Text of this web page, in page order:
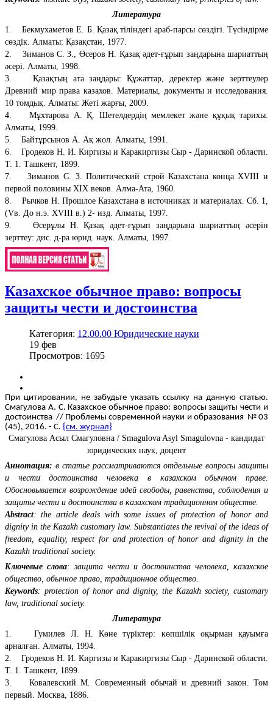
Литература
1. Бекмухаметов Е. Б. Қазақ тіліндегі араб-парсы сөздігі. Түсіндірме
сөздік. Алматы: Қазақстан, 1977.
2. Зиманов С. З., Өсеров Н. Қазақ әдет-ғұрып заңдарына шариаттың
әсері. Алматы, 1998.
3. Қазақтың ата заңдары: Құжаттар, деректер және зерттеулер
Древний мир права казахов. Материалы, документы и исследования.
10 томдық. Алматы: Жеті жарғы, 2009.
4. Мұхтарова А. Қ. Шетелдердің мемлекет және құқық тарихы.
Алматы, 1999.
5. Байтұрсынов А. Ақ жол. Алматы, 1991.
6. Гродеков Н. И. Киргизы и Каракиргизы Сыр - Даринской области.
Т. 1. Ташкент, 1899.
7. Зиманов С. З. Политический строй Казахстана конца XVIII и
первой половины XIX веков. Алма-Ата, 1960.
8. Рычков Н. Прошлое Казахстана в источниках и материалах. Сб. 1,
(Vв. До н.э. XVIIІ в.) 2- изд. Алматы, 1997.
9. Өсерұлы Н. Қазақ әдет-ғұрып заңдарына шариаттың әсерін
зерттеу: дис. д-ра юрид. наук. Алматы, 1997.
Казахское обычное право: вопросы
защиты чести и достоинства
Категория: 12.00.00 Юридические науки
19 фев
Просмотров: 1695
При цитировании, не забудьте указать ссылку на данную статью.
Смагулова А. С. Казахское обычное право: вопросы защиты чести и
достоинства // Проблемы современной науки и образования № 03
(45), 2016. - С. {см. журнал}
Смагулова Асыл Смагуловна / Smagulova Asyl Smagulovna - кандидат
юридических наук, доцент
Аннотация: в статье рассматриваются отдельные вопросы защиты
и чести достоинства человека в казахском обычном праве.
Обосновывается возрождение идей свободы, равенства, соблюдения и
защиты чести и достоинства в казахском традиционном обществе.
Abstract: the article deals with some issues of protection of honor and
dignity in the Kazakh customary law. Substantiates the revival of the ideas of
freedom, equality, respect for and protection of honor and dignity in the
Kazakh traditional society.
Ключевые слова: защита чести и достоинства человека, казахское
общество, обычное право, традиционное общество.
Keywords: protection of honor and dignity, the Kazakh society, customary
law, traditional society.
Литература
1. Гумилев Л. Н. Көне түріктер: көпшілік оқырман қауымға
арналған. Алматы, 1994.
2. Гродеков Н. И. Киргизы и Каракиргизы Сыр - Даринской области.
Т. 1. Ташкент, 1899.
3. Ковалевский М. Современный обычай и древний закон. Том
первый. Москва, 1886.